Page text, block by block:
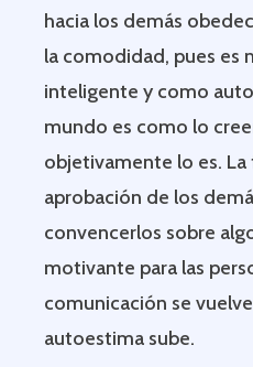
hacia los demás
la comodidad, pues es
inteligente y como
mundo es como lo
objetivamente lo es.
aprobación de los
convencerlos sobre
motivante para las
comunicación se
autoestima sube.